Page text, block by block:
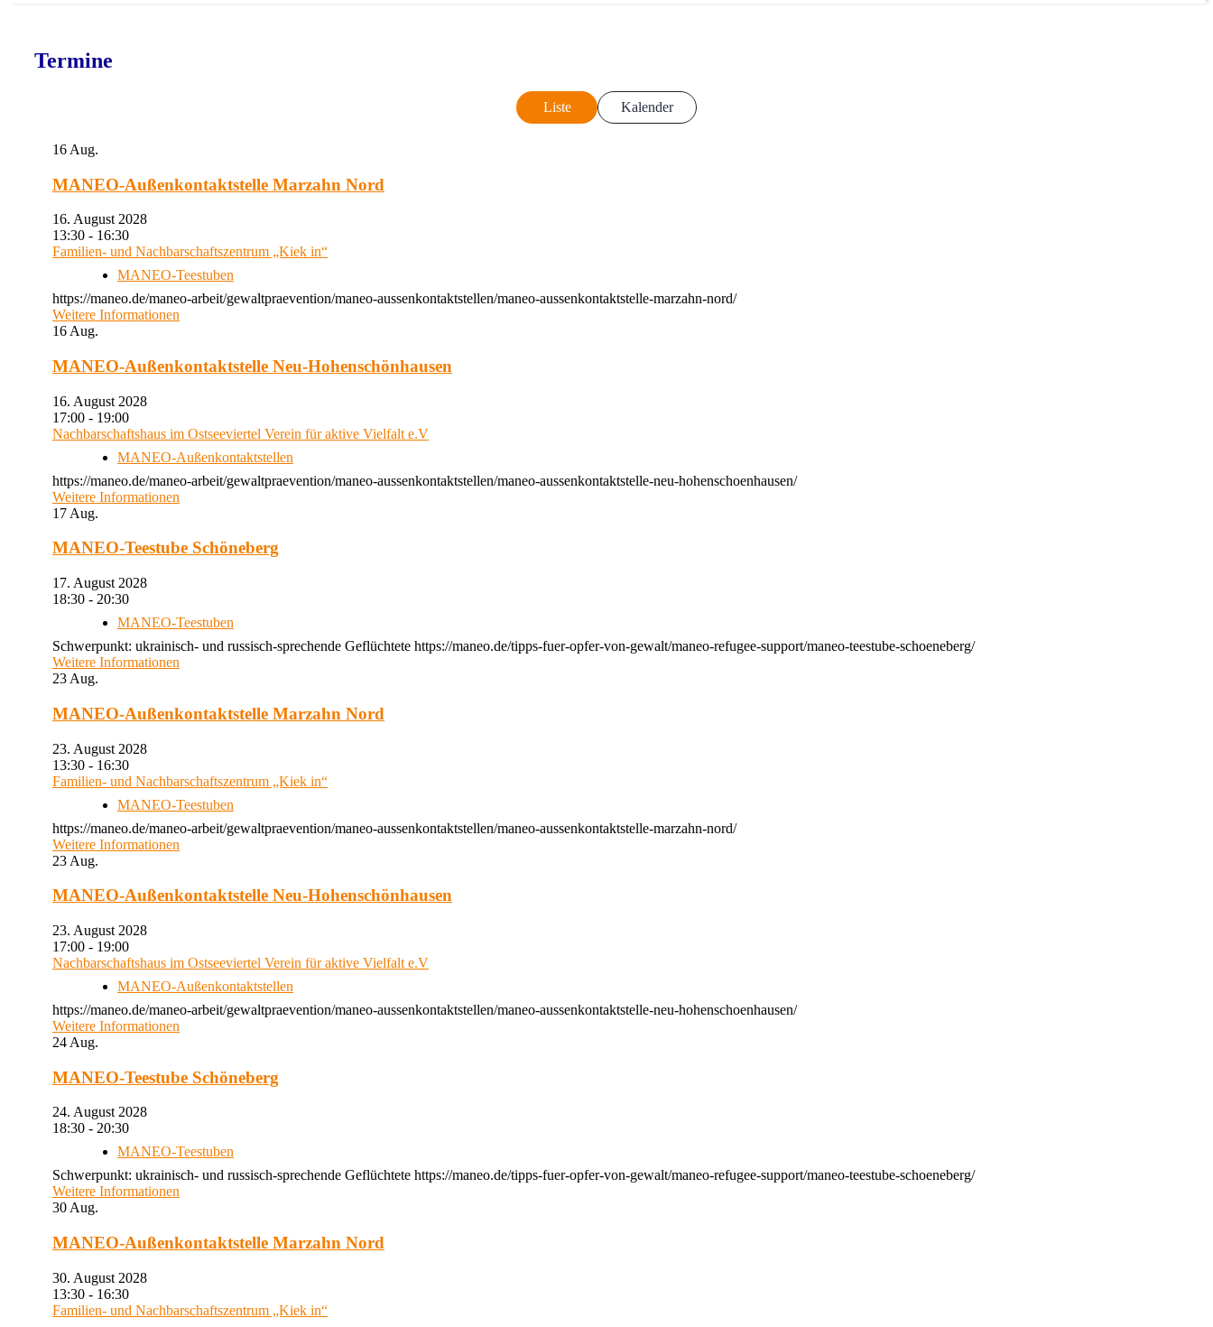
Termine
Liste Kalender
16 Aug.
MANEO-Außenkontaktstelle Marzahn Nord
16. August 2028
13:30 - 16:30
Familien- und Nachbarschaftszentrum „Kiek in“
MANEO-Teestuben
https://maneo.de/maneo-arbeit/gewaltpraevention/maneo-aussenkontaktstellen/maneo-aussenkontaktstelle-marzahn-nord/
Weitere Informationen
16 Aug.
MANEO-Außenkontaktstelle Neu-Hohenschönhausen
16. August 2028
17:00 - 19:00
Nachbarschaftshaus im Ostseeviertel Verein für aktive Vielfalt e.V
MANEO-Außenkontaktstellen
https://maneo.de/maneo-arbeit/gewaltpraevention/maneo-aussenkontaktstellen/maneo-aussenkontaktstelle-neu-hohenschoenhausen/
Weitere Informationen
17 Aug.
MANEO-Teestube Schöneberg
17. August 2028
18:30 - 20:30
MANEO-Teestuben
Schwerpunkt: ukrainisch- und russisch-sprechende Geflüchtete https://maneo.de/tipps-fuer-opfer-von-gewalt/maneo-refugee-support/maneo-teestube-schoeneberg/
Weitere Informationen
23 Aug.
MANEO-Außenkontaktstelle Marzahn Nord
23. August 2028
13:30 - 16:30
Familien- und Nachbarschaftszentrum „Kiek in“
MANEO-Teestuben
https://maneo.de/maneo-arbeit/gewaltpraevention/maneo-aussenkontaktstellen/maneo-aussenkontaktstelle-marzahn-nord/
Weitere Informationen
23 Aug.
MANEO-Außenkontaktstelle Neu-Hohenschönhausen
23. August 2028
17:00 - 19:00
Nachbarschaftshaus im Ostseeviertel Verein für aktive Vielfalt e.V
MANEO-Außenkontaktstellen
https://maneo.de/maneo-arbeit/gewaltpraevention/maneo-aussenkontaktstellen/maneo-aussenkontaktstelle-neu-hohenschoenhausen/
Weitere Informationen
24 Aug.
MANEO-Teestube Schöneberg
24. August 2028
18:30 - 20:30
MANEO-Teestuben
Schwerpunkt: ukrainisch- und russisch-sprechende Geflüchtete https://maneo.de/tipps-fuer-opfer-von-gewalt/maneo-refugee-support/maneo-teestube-schoeneberg/
Weitere Informationen
30Aug.
MANEO-Außenkontaktstelle Marzahn Nord
30. August 2028
13:30 - 16:30
Familien- und Nachbarschaftszentrum „Kiek in“